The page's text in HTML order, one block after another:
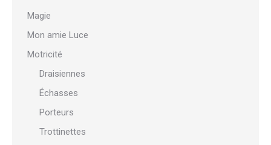
Magie
Mon amie Luce
Motricité
Draisiennes
Échasses
Porteurs
Trottinettes